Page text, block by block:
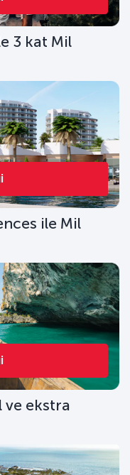
3 kat Mil
ile Mil
ve ekstra